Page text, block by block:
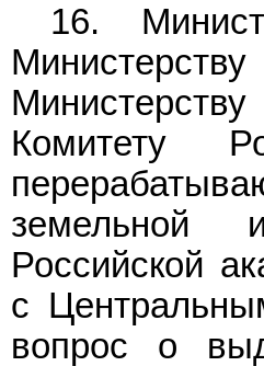
16.
Комитету
земельной
Российской
с
вопрос о